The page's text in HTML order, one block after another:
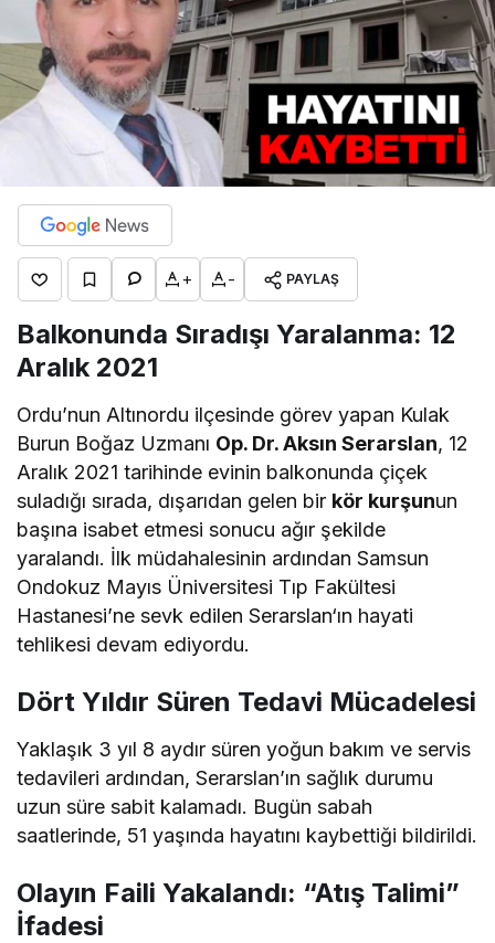
+ - PAYLAŞ
Balkonunda Sıradışı Yaralanma: 12
Aralık 2021
Ordu’nun Altınordu ilçesinde görev yapan Kulak
Burun Boğaz Uzmanı Op. Dr. Aksın Serarslan, 12
Aralık 2021 tarihinde evinin balkonunda çiçek
suladığı sırada, dışarıdan gelen bir kör kurşunun
başına isabet etmesi sonucu ağır şekilde
yaralandı. İlk müdahalesinin ardından Samsun
Ondokuz Mayıs Üniversitesi Tıp Fakültesi
Hastanesi’ne sevk edilen Serarslan‘ın hayati
tehlikesi devam ediyordu.
Dört Yıldır Süren Tedavi Mücadelesi
Yaklaşık 3 yıl 8 aydır süren yoğun bakım ve servis
tedavileri ardından, Serarslan’ın sağlık durumu
uzun süre sabit kalamadı. Bugün sabah
saatlerinde, 51 yaşında hayatını kaybettiği bildirildi.
Olayın Faili Yakalandı: “Atış Talimi”
İfadesi